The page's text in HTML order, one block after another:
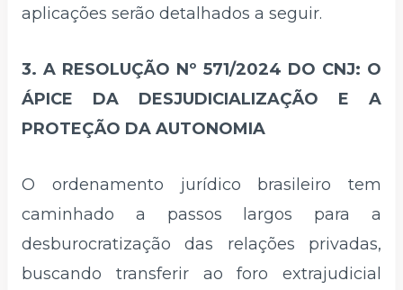
aplicações serão detalhados a seguir.
3. A RESOLUÇÃO Nº 571/2024 DO CNJ: O
ÁPICE DA DESJUDICIALIZAÇÃO E A
PROTEÇÃO DA AUTONOMIA
O ordenamento jurídico brasileiro tem
caminhado a passos largos para a
desburocratização das relações privadas,
buscando transferir ao foro extrajudicial